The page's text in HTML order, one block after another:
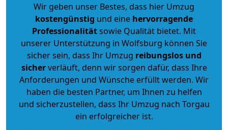
Wir geben unser Bestes, dass hier Umzug
kostengünstig und eine hervorragende
Professionalitätsowie Qualität bietet. Mit
unserer Unterstützung in Wolfsburg können Sie
sicher sein, dass Ihr Umzug reibungslos und
sicherverläuft, denn wir sorgen dafür, dass Ihre
Anforderungen und Wünsche erfüllt werden. Wir
haben die besten Partner, um Ihnen zu helfen
und sicherzustellen, dass Ihr Umzug nach Torgau
ein erfolgreicher ist.